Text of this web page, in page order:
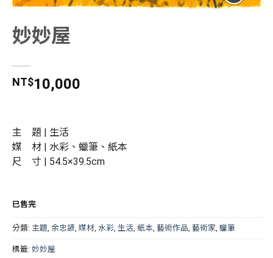
妙妙屋
NT$10,000
主 題 | 生活
媒 材 | 水彩、蠟筆、紙本
尺 寸 | 54.5×39.5cm
已售完
分類: 主題 余忠諺 媒材 水彩 生活 紙本 藝術作品 藝術家 蠟筆
標籤: 妙妙屋